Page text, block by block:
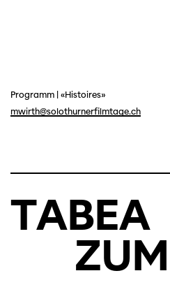
Programm «Histoires»
mwirth@solothurnerfilmtage.ch
TABEA